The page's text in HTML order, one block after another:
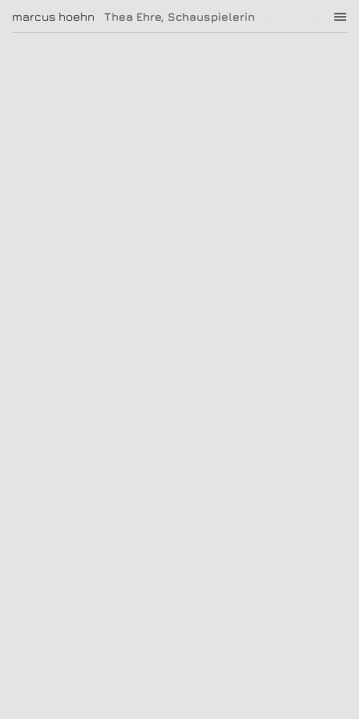
Thea Ehre, Schauspielerin
marcus hoehn marcus hoehn
|